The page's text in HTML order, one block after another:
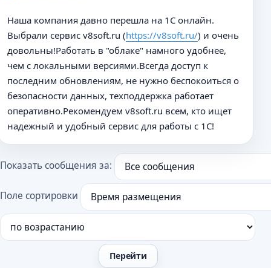
п
р
о
и
т
а
н
о
о
щ
и
е
Наша компания давно перешла на 1С онлайн.
Выбрали сервис v8soft.ru (https://v8soft.ru/) и очень
довольны!Работать в "облаке" намного удобнее,
чем с локальными версиями.Всегда доступ к
последним обновлениям, не нужно беспокоиться о
безопасности данных, техподдержка работает
оперативно.Рекомендуем v8soft.ru всем, кто ищет
надежный и удобный сервис для работы с 1С!
Показать сообщения за:
Поле сортировки